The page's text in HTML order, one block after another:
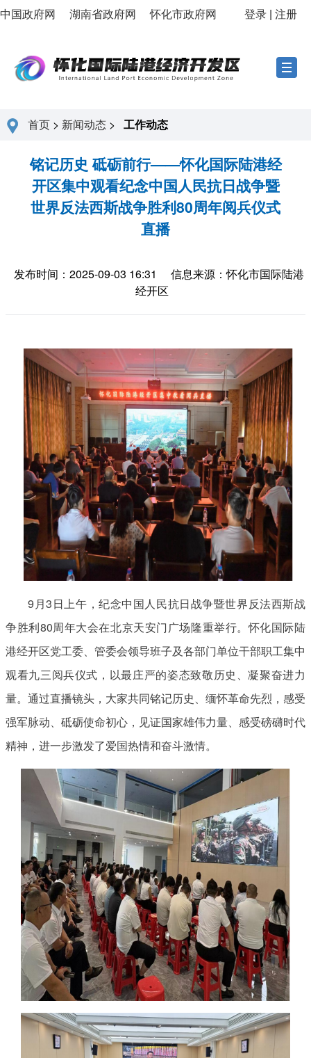
中国政府网 湖南省政府网 怀化市政府网 登录 | 注册
首页 > 新闻动态 > 工作动态
铭记历史 砥砺前行——怀化国际陆港经
开区集中观看纪念中国人民抗日战争暨
世界反法西斯战争胜利80周年阅兵仪式
直播‌
发布时间：2025-09-03 16:31
信息来源：怀化市国际陆港
经开区
9月3日上午，纪念中国人民抗日战争暨世界反法西斯战
争胜利80周年大会在北京天安门广场隆重举行。怀化国际陆
港经开区党工委、管委会领导班子及各部门单位干部职工集中
观看九三阅兵仪式，以最庄严的姿态致敬历史、凝聚奋进力
量。通过直播镜头，大家共同铭记历史、缅怀革命先烈，感受
强军脉动、砥砺使命初心，见证国家雄伟力量、感受磅礴时代
精神，进一步激发了爱国热情和奋斗激情。